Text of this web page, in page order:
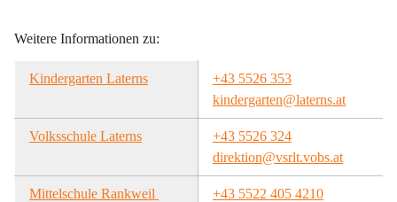
Weitere Informationen zu:
Kindergarten Laterns
+43 5526 353
kindergarten@laterns.at
Volksschule Laterns
+43 5526 324
direktion@vsrlt.vobs.at
Mittelschule Rankweil
+43 5522 405 4210